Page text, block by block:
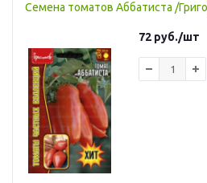
Семена томатов Аббатиста /
72 руб./шт